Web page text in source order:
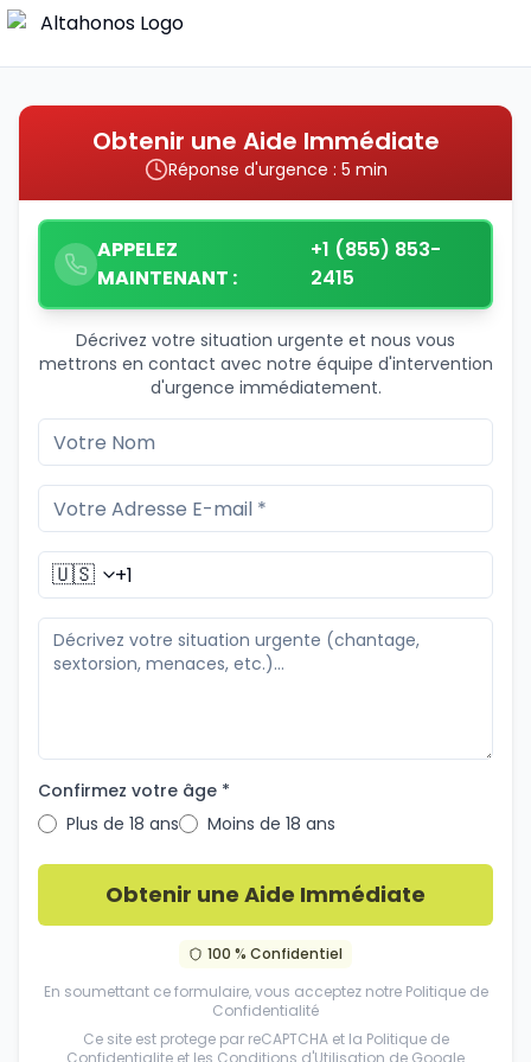
Obtenir une Aide Immédiate
Réponse d'urgence : 5 min
APPELEZ
MAINTENANT :
+1 (855) 853-
2415
Décrivez votre situation urgente et nous vous
mettrons en contact avec notre équipe d'intervention
d'urgence immédiatement.
🇺🇸
Confirmez votre âge *
Plus de 18 ans
Moins de 18 ans
Obtenir une Aide Immédiate
100 % Confidentiel
En soumettant ce formulaire, vous acceptez notre Politique de
Confidentialité
Ce site est protege par reCAPTCHA et la Politique de
Confidentialite et les Conditions d'Utilisation de Google